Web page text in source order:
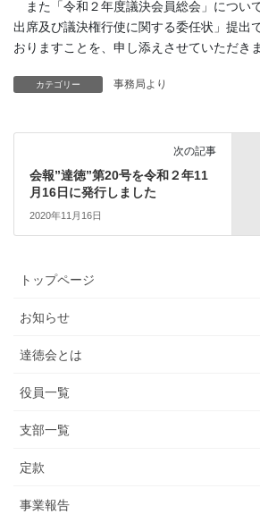
また「令和２年度議決会員総会」につい
出席及び議決権行使に関する委任状」提出
おりますことを、申し添えさせていただきま
カテゴリー 事務局より
次の記事
会報”達徳”第20号を令和２年11
月16日に発行しました
2020年11月16日
トップページ
お知らせ
達徳会とは
役員一覧
支部一覧
定款
事業報告